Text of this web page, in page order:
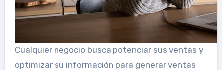
Cualquier negocio busca potenciar sus ventas y
optimizar su información para generar ventas